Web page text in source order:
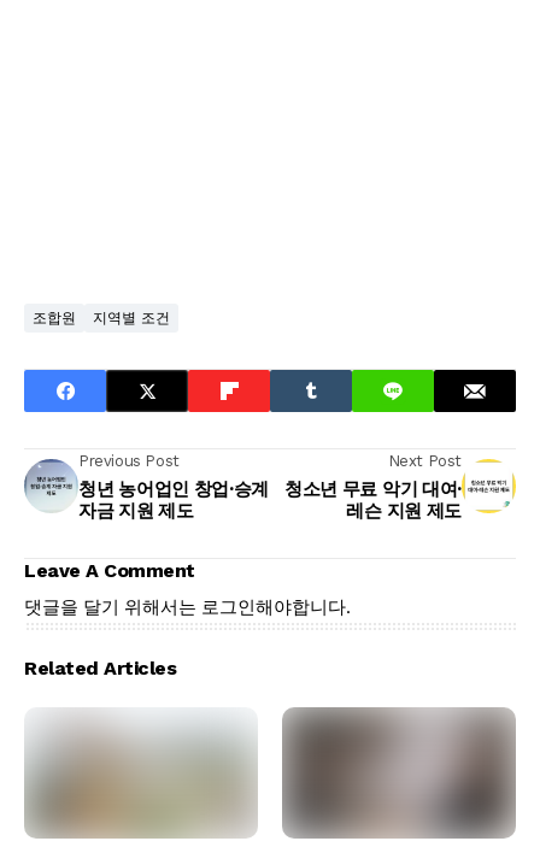
조합원 지역별 조건
Previous Post
청년 농어업인 창업·승계
자금 지원 제도
Next Post
청소년 무료 악기 대여·
레슨 지원 제도
Leave A Comment
댓글을 달기 위해서는 로그인해야합니다.
Related Articles